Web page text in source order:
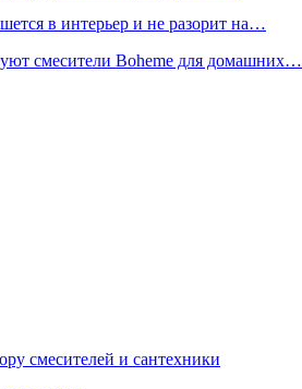
в интерьер и не разорит на…
смесители Boheme для домашних…
смесителей и сантехники